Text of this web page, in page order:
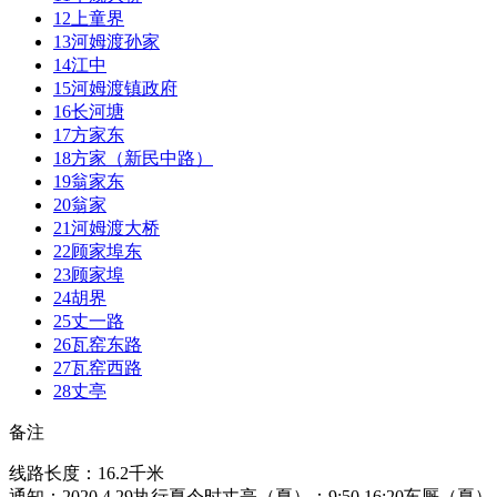
12 上童界
13河姆渡孙家
14江中
15河姆渡镇政府
16长河塘
17方家东
18方家（新民中路）
19翁家东
20翁家
21河姆渡大桥
22顾家埠东
23顾家埠
24胡界
25丈一路
26瓦窑东路
27瓦窑西路
28丈亭
备注
线路长度：16.2千米